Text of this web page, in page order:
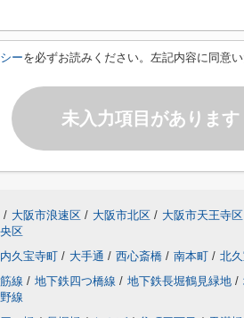
ーを必ずお読みください。左記内容に同意
未入力項目があります
/ 大阪市浪速区 / 大阪市北区 / 大阪市天王寺区
区
内久宝寺町 / 大手通 / 西心斎橋 / 南本町 / 北
線 / 地下鉄四つ橋線 / 地下鉄長堀鶴見緑地 /
線